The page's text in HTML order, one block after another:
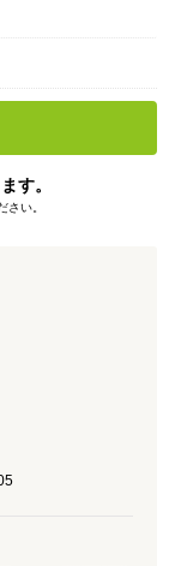
す。
さい。